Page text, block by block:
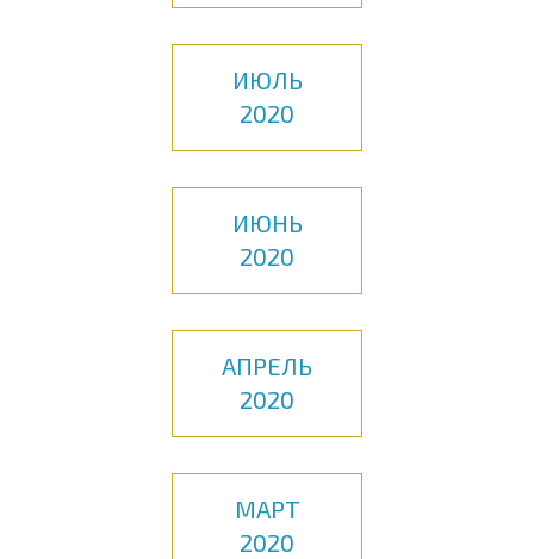
ИЮЛЬ
2020
ИЮНЬ
2020
АПРЕЛЬ
2020
МАРТ
2020